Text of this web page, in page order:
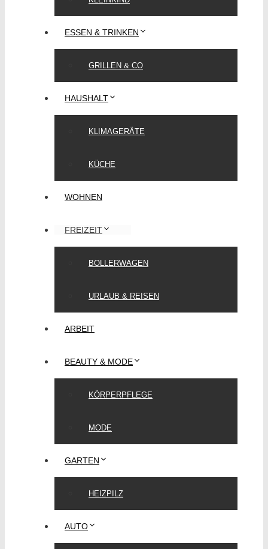
ESSEN & TRINKEN
GRILLEN & CO
HAUSHALT
KLIMAGERÄTE
KÜCHE
WOHNEN
FREIZEIT
BOLLERWAGEN
URLAUB & REISEN
ARBEIT
BEAUTY & MODE
KÖRPERPFLEGE
MODE
GARTEN
HEIZPILZ
AUTO